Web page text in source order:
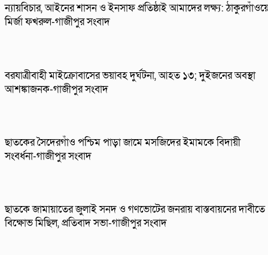
ন্যায়বিচার, আইনের শাসন ও ইনসাফ প্রতিষ্ঠাই আমাদের লক্ষ্য:
মির্জা ফখরুল-গাজীপুর সংবাদ
বরযাত্রীবাহী মাইক্রোবাসের ভয়াবহ দুর্ঘটনা, আহত ১৩; দুইজনের অবস্থা
আশঙ্কাজনক-গাজীপুর সংবাদ
ছাতকের সৈদেরগাঁও পশ্চিম পাড়া জামে মসজিদের ইমামকে বিদায়ী
সংবর্ধনা-গাজীপুর সংবাদ
ছাতকে জামায়াতের জুলাই সনদ ও গণভোটের জনরায় বাস্তবায়নের দাবীতে
বিক্ষোভ মিছিল, প্রতিবাদ সভা-গাজীপুর সংবাদ